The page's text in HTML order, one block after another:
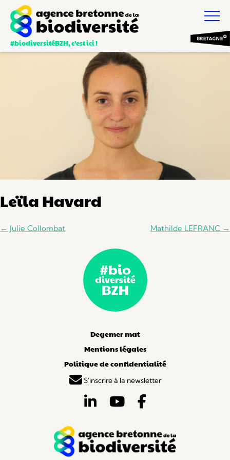
#biodiversitéBZH, c’est ici !
Leïla Havard
Navigation
← Julie Collombat Mathilde LEFRANC →
Degemer mat
Mentions légales
Politique de confidentialité
S'inscrire à la newsletter